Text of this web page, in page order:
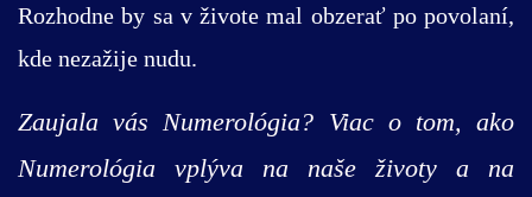
Rozhodne by sa v živote mal obzerať po povolaní,
kde nezažije nudu.
Zaujala vás Numerológia? Viac o tom, ako
Numerológia vplýva na naše životy a na